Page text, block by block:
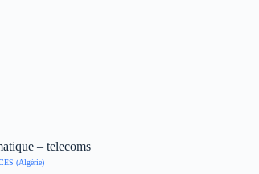
– telecoms
(Algérie)